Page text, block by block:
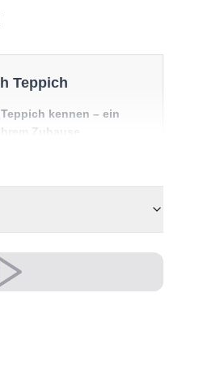
Teppich
kennen – ein
Zuhause
schenkt. Ein echtes
Raum
Raum
auf